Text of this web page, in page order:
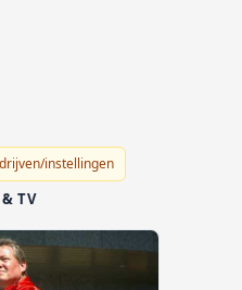
instellingen
TV